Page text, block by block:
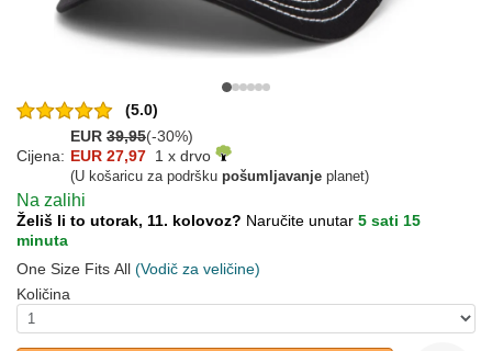
(5.0)
EUR 39,95(-30%)
Cijena: EUR 27,97 1 x drvo
(U košaricu za podršku pošumljavanje planet)
Na zalihi
Želiš li to utorak, 11. kolovoz? Naručite unutar 5 sati 15
minuta
One Size Fits All (Vodič za veličine)
Količina